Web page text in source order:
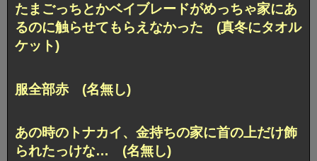
たまごっちとかベイブレードがめっちゃ家にあ
るのに触らせてもらえなかった (真冬にタオル
ケット)
服全部赤 (名無し)
あの時のトナカイ、金持ちの家に首の上だけ飾
られたっけな… (名無し)